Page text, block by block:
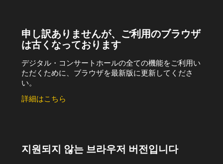
申し訳ありませんが、ご利用のブラウザ
は古くなっております
デジタル・コンサートホールの全ての機能をご利用い
ただくために、ブラウザを最新版に更新してくださ
い。
詳細はこちら
지원되지 않는 브라우저 버전입니다